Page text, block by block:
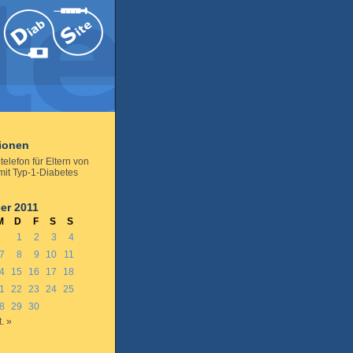
für Eltern von
Typ-1-Diabetes
2011
D F S
S
1
2 3
4
7 8 9 10
11
15 16 17
18
22 23 24 25
29
30
»